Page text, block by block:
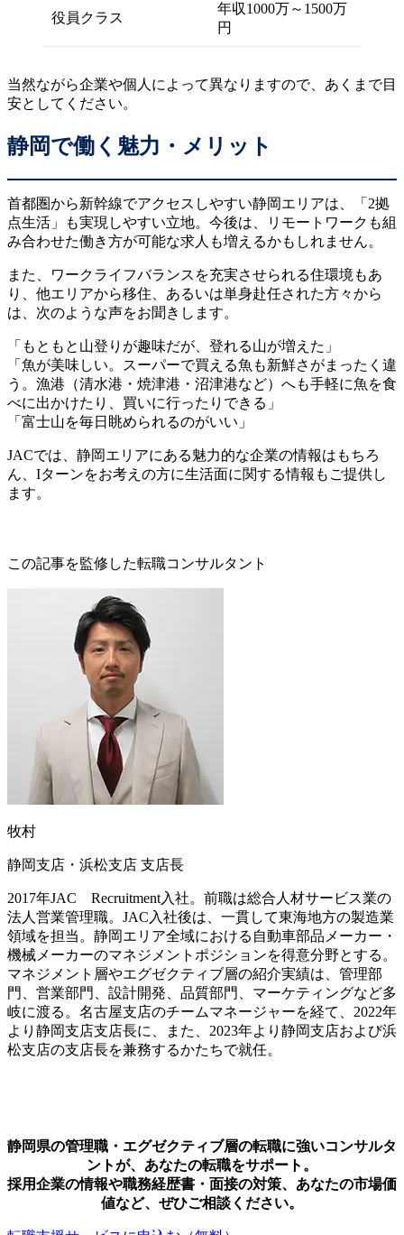
役員クラス
年収1000万～1500万
円
当然ながら企業や個人によって異なりますので、あくまで目
安としてください。
静岡で働く魅力・メリット
首都圏から新幹線でアクセスしやすい静岡エリアは、「2拠
点生活」も実現しやすい立地。今後は、リモートワークも組
み合わせた働き方が可能な求人も増えるかもしれません。
また、ワークライフバランスを充実させられる住環境もあ
り、他エリアから移住、あるいは単身赴任された方々から
は、次のような声をお聞きします。
「もともと山登りが趣味だが、登れる山が増えた」
「魚が美味しい。スーパーで買える魚も新鮮さがまったく違
う。漁港（清水港・焼津港・沼津港など）へも手軽に魚を食
べに出かけたり、買いに行ったりできる」
「富士山を毎日眺められるのがいい」
JACでは、静岡エリアにある魅力的な企業の情報はもちろ
ん、Iターンをお考えの方に生活面に関する情報もご提供し
ます。
この記事を監修した転職コンサルタント
牧村
静岡支店・浜松支店 支店長
2017年JAC Recruitment入社。前職は総合人材サービス業の
法人営業管理職。JAC入社後は、一貫して東海地方の製造業
領域を担当。静岡エリア全域における自動車部品メーカー・
機械メーカーのマネジメントポジションを得意分野とする。
マネジメント層やエグゼクティブ層の紹介実績は、管理部
門、営業部門、設計開発、品質部門、マーケティングなど多
岐に渡る。名古屋支店のチームマネージャーを経て、2022年
より静岡支店支店長に、また、2023年より静岡支店および浜
松支店の支店長を兼務するかたちで就任。
静岡県の管理職・エグゼクティブ層の転職に強いコンサルタ
ントが、あなたの転職をサポート。
採用企業の情報や職務経歴書・面接の対策、あなたの市場価
値など、ぜひご相談ください。